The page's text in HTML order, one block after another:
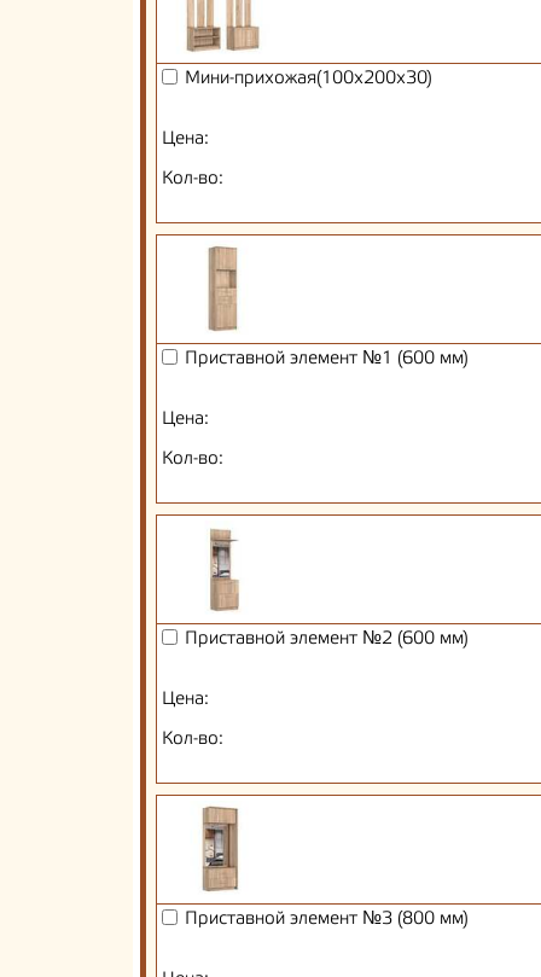
Мини-прихожая(100х200х30)
Цена:
Кол-во:
Приставной элемент №1 (600 мм)
Цена:
Кол-во:
Приставной элемент №2 (600 мм)
Цена:
Кол-во:
Приставной элемент №3 (800 мм)